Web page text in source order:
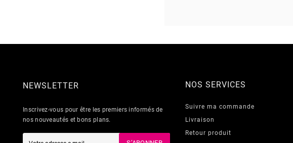
NEWSLETTER
Inscrivez-vous pour être les premiers informés de
nos nouveautés et bons plans.
NOS SERVICES
Suivre ma commande
Livraison
Retour produit